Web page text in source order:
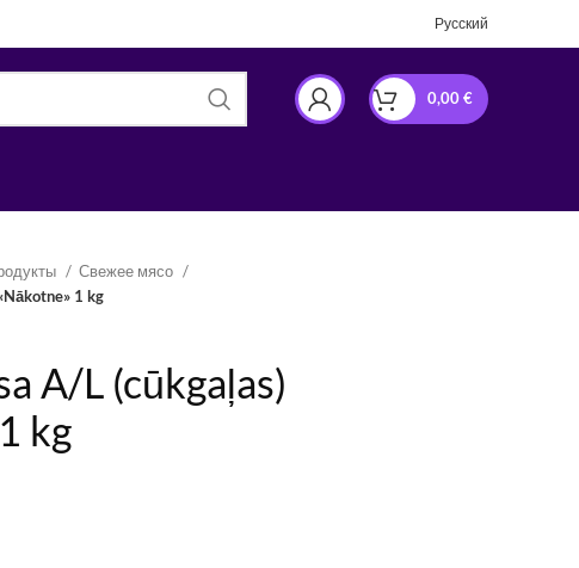
Русский
0,00€
Свежее мясо
1 kg
A/L (cūkgaļas)
kg